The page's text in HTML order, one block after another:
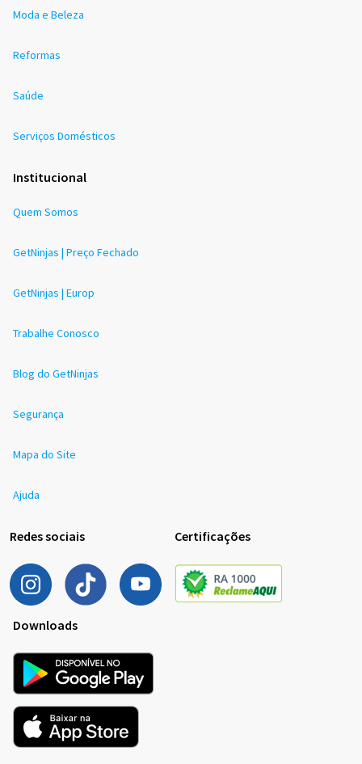
Moda e Beleza
Reformas
Saúde
Serviços Domésticos
Institucional
Quem Somos
GetNinjas | Preço Fechado
GetNinjas | Europ
Trabalhe Conosco
Blog do GetNinjas
Segurança
Mapa do Site
Ajuda
Redes sociais Certificações
Downloads